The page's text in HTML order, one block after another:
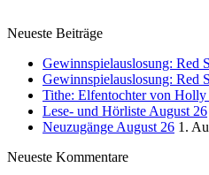
Neueste Beiträge
Gewinnspielauslosung: Red
Gewinnspielauslosung: Red
Tithe: Elfentochter von
Lese- und Hörliste August 26
Neuzugänge August 26 1.
Neueste Kommentare